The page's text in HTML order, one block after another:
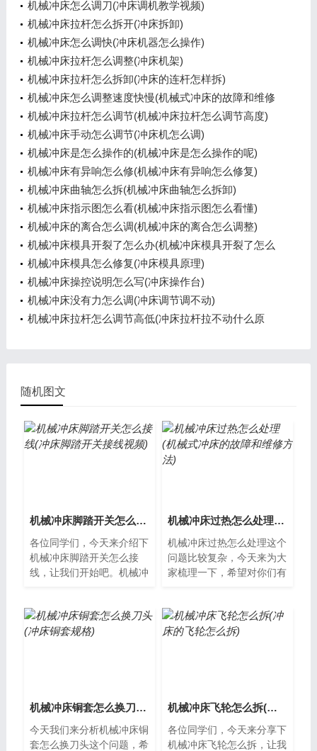
机械冲床怎么调刀(冲床调机教学视频)
机械冲床拉杆怎么拆开(冲床拆卸)
机械冲床怎么调快(冲床机器怎么操作)
机械冲床拉杆怎么调整(冲床机架)
机械冲床拉杆怎么拆卸(冲床的连杆怎样拆)
机械冲床怎么调整速度快慢(机械式冲床的故障和维修
方法)
机械冲床拉杆怎么调节(机械冲床拉杆怎么调节高度)
机械冲床手动怎么调节(冲床机怎么调)
机械冲床是怎么操作的(机械冲床是怎么操作的呢)
机械冲床有异响怎么修(机械冲床有异响怎么修复)
机械冲床曲轴怎么拆(机械冲床曲轴怎么拆卸)
机械冲床指示图怎么看(机械冲床指示图怎么看懂)
机械冲床的离合怎么调(机械冲床的离合怎么调整)
机械冲床模具开裂了怎么办(机械冲床模具开裂了怎么
办呢)
机械冲床模具怎么修复(冲床模具原理)
机械冲床操控说明怎么写(冲床操作台)
机械冲床没有力怎么调(冲床调节调不动)
机械冲床拉杆怎么调节高低(冲床拉杆拉不动什么原
随机图文
机械冲床脚踏开关怎么接线(冲床脚踏开关接线视频)
各位同学们，今天来介绍下
机械冲床脚踏开关怎么接
线，让我们开始吧。机械冲
设备，在操作...
机械冲床过热怎么处理(机械式冲床的故障和维修方法)
机械冲床过热怎么处理这个
问题比较复杂，今天来为大
家梳理一下，希望对你们有
大量的摩擦...
机械冲床铜套怎么换刀头(冲床铜套规格)
今天我们来分析机械冲床铜
套怎么换刀头这个问题，希
机械冲床飞轮怎么拆(冲床的飞轮怎么拆)
各位同学们，今天来分享下
机械冲床飞轮怎么拆，让我